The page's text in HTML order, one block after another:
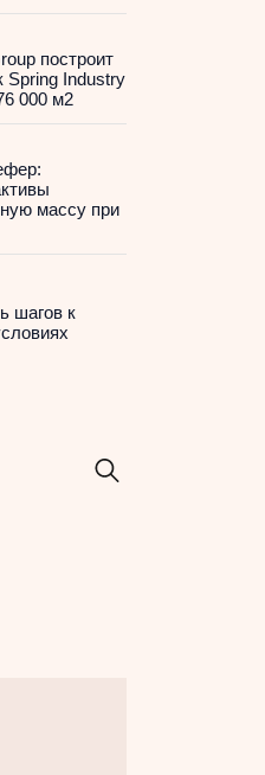
построит
Spring Industry
000 м2
массу при
шагов к